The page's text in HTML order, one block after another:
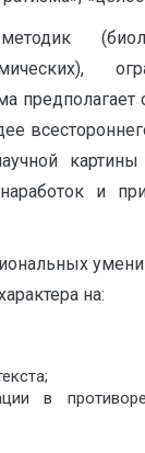
предполагает
и
на:
в